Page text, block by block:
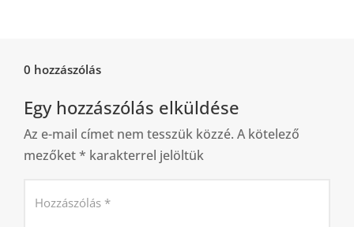
0 hozzászólás
Egy hozzászólás elküldése
Az e-mail címet nem tesszük közzé. A kötelező
mezőket* karakterrel jelöltük